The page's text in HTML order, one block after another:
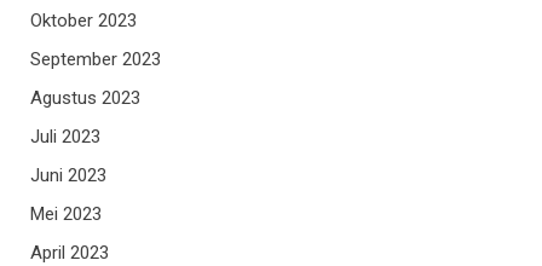
Oktober 2023
September 2023
Agustus 2023
Juli 2023
Juni 2023
Mei 2023
April 2023